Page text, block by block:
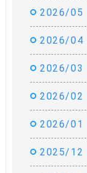
2026/05
2026/04
2026/03
2026/02
2026/01
2025/12